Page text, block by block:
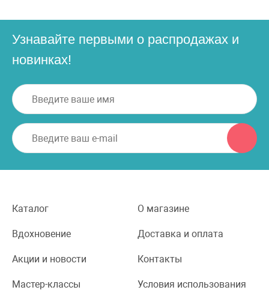
Узнавайте первыми о распродажах и
новинках!
Каталог О магазине
Вдохновение Доставка и оплата
Акции и новости Контакты
Мастер-классы Условия использования